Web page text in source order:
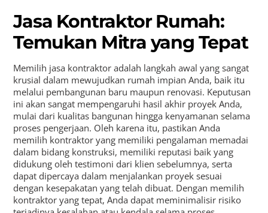
Jasa Kontraktor Rumah:
Temukan Mitra yang Tepat
Memilih jasa kontraktor adalah langkah awal yang sangat
krusial dalam mewujudkan rumah impian Anda, baik itu
melalui pembangunan baru maupun renovasi. Keputusan
ini akan sangat mempengaruhi hasil akhir proyek Anda,
mulai dari kualitas bangunan hingga kenyamanan selama
proses pengerjaan. Oleh karena itu, pastikan Anda
memilih kontraktor yang memiliki pengalaman memadai
dalam bidang konstruksi, memiliki reputasi baik yang
didukung oleh testimoni dari klien sebelumnya, serta
dapat dipercaya dalam menjalankan proyek sesuai
dengan kesepakatan yang telah dibuat. Dengan memilih
kontraktor yang tepat, Anda dapat meminimalisir risiko